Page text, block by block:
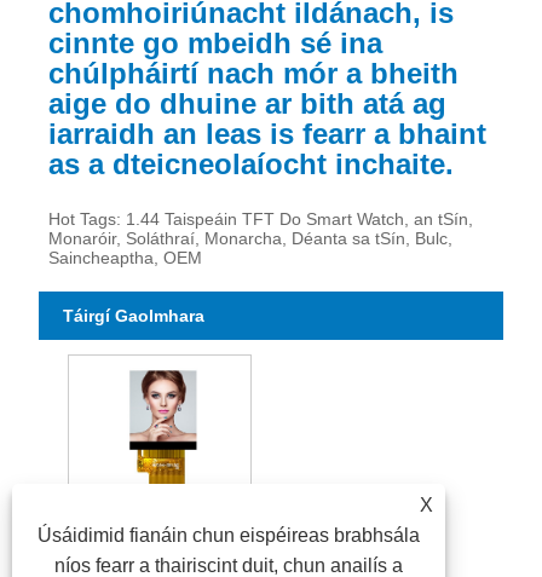
chomhoiriúnacht ildánach, is
cinnte go mbeidh sé ina
chúlpháirtí nach mór a bheith
aige do dhuine ar bith atá ag
iarraidh an leas is fearr a bhaint
as a dteicneolaíocht inchaite.
Hot Tags: 1.44 Taispeáin TFT Do Smart Watch, an tSín,
Monaróir, Soláthraí, Monarcha, Déanta sa tSín, Bulc,
Saincheaptha, OEM
Táirgí Gaolmhara
Taispeáint TFT 1.44 orlach
X
Úsáidimid fianáin chun eispéireas brabhsála
níos fearr a thairiscint duit, chun anailís a